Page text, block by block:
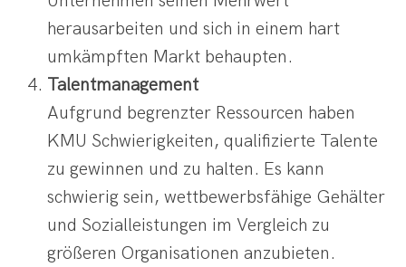
herausarbeiten und sich in einem hart
umkämpften Markt behaupten.
Talentmanagement
Aufgrund begrenzter Ressourcen haben
KMU Schwierigkeiten, qualifizierte Talente
zu gewinnen und zu halten. Es kann
schwierig sein, wettbewerbsfähige Gehälter
und Sozialleistungen im Vergleich zu
größeren Organisationen anzubieten.